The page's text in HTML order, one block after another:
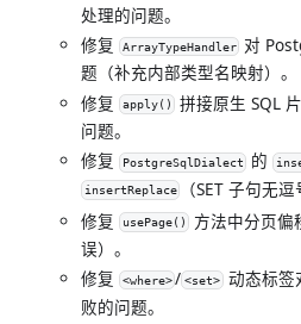
处理的问题。
修复
ArrayTypeHandler
对
题（补充内部类型名映射）。
修复
apply()
拼接原生 SQL
问题。
修复
PostgreSqlDialect 的
insertReplace
（SET 子句无
修复
usePage()
方法中分页偏
误）。
修复
<where> / <set> 动态标签
败的问题。